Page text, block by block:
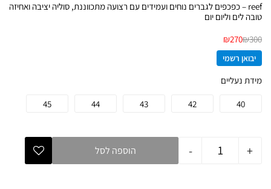
reef – כפכפים לגברים נוחים ועמידים עם רצועה מתכווננת, סוליה יציבה ואחיזה
טובה לים וליום יום
₪300
₪270
יבואן רשמי
מידת נעליים
40
42
43
44
45
- + הוספה לסל